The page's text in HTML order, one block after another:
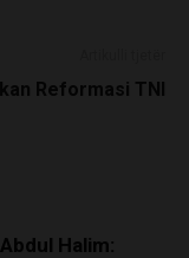
Reformasi TNI
Halim: